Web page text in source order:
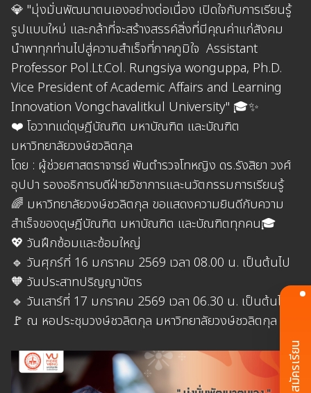
💎 "มุ่งมั่นพัฒนาตนเองอย่างต่อเนื่อง เปิดใจกับการเรียนรู้
รูปแบบใหม่ และกล้าที่จะสร้างสรรค์สิ่งที่มีคุณค่าแก่สังคม
นำพาทุกท่านไปสู่ความสำเร็จที่ภาคภูมิใจ Assistant
Professor Pol.Lt.Col. Rungsiya wonguppa, Ph.D.
Vice President of Academic Affairs and Learning
Innovation Vongchavalitkul University" 🎓✨
❤️ โอวาทแด่ดุษฎีบัณฑิต มหาบัณฑิต และบัณฑิต
มหาวิทยาลัยวงษ์ชวลิตกุล
โดย : ผู้ช่วยศาสตราจารย์ พันตำรวจโทหญิง ดร.รังสิยา วงศ์
อุปปา รองอธิการบดีฝ่ายวิชาการและนวัตกรรมการเรียนรู้
🌈 มหาวิทยาลัยวงษ์ชวลิตกุล ขอแสดงความยินดีกับความ
สำเร็จของดุษฎีบัณฑิต มหาบัณฑิต และบัณฑิตทุกคน🎓
💖 วันฝึกซ้อมและซ้อมใหญ่
🔹 วันศุกร์ที่ 16 มกราคม 2569 เวลา 08.00 น. เป็นต้นไป
🧡 วันประสาทปริญญาบัตร
🔹 วันเสาร์ที่ 17 มกราคม 2569 เวลา 06.30 น. เป็นต้นไป
🚩 ณ หอประชุมวงษ์ชวลิตกุล มหาวิทยาลัยวงษ์ชวลิตกุล
สมัครเรียน